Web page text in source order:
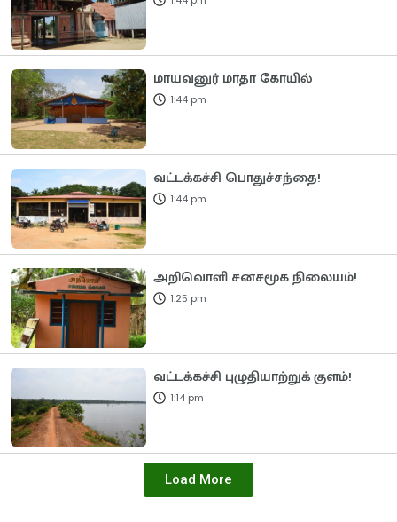
மாயவனுர் மாதா கோயில்
1:44 pm
வட்டக்கச்சி பொதுச்சந்தை!
1:44 pm
அறிவொளி சனசமூக நிலையம்!
1:25 pm
வட்டக்கச்சி புழுதியாற்றுக் குளம்!
1:14 pm
Load More